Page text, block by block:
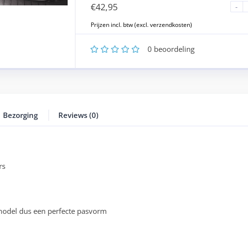
€42,95
-
5
4
3
2 0 beoordeling
Bezorging Reviews (0)
dus een perfecte pasvorm